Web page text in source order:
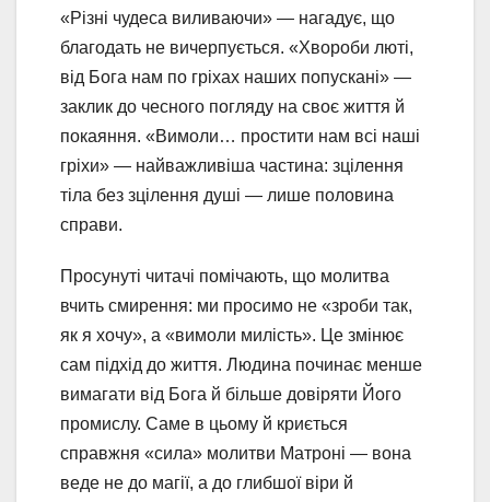
«Різні чудеса виливаючи» — нагадує, що
благодать не вичерпується. «Хвороби люті,
від Бога нам по гріхах наших попускані» —
заклик до чесного погляду на своє життя й
покаяння. «Вимоли… простити нам всі наші
гріхи» — найважливіша частина: зцілення
тіла без зцілення душі — лише половина
справи.
Просунуті читачі помічають, що молитва
вчить смирення: ми просимо не «зроби так,
як я хочу», а «вимоли милість». Це змінює
сам підхід до життя. Людина починає менше
вимагати від Бога й більше довіряти Його
промислу. Саме в цьому й криється
справжня «сила» молитви Матроні — вона
веде не до магії, а до глибшої віри й